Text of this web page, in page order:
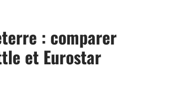
: comparer
et Eurostar